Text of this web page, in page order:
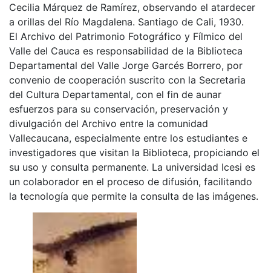
Cecilia Márquez de Ramírez, observando el atardecer
a orillas del Río Magdalena. Santiago de Cali, 1930.
El Archivo del Patrimonio Fotográfico y Fílmico del
Valle del Cauca es responsabilidad de la Biblioteca
Departamental del Valle Jorge Garcés Borrero, por
convenio de cooperación suscrito con la Secretaria
del Cultura Departamental, con el fin de aunar
esfuerzos para su conservación, preservación y
divulgación del Archivo entre la comunidad
Vallecaucana, especialmente entre los estudiantes e
investigadores que visitan la Biblioteca, propiciando el
su uso y consulta permanente. La universidad Icesi es
un colaborador en el proceso de difusión, facilitando
la tecnología que permite la consulta de las imágenes.